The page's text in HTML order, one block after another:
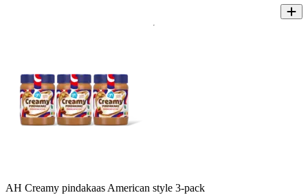
AH Creamy pindakaas American style 3-pack